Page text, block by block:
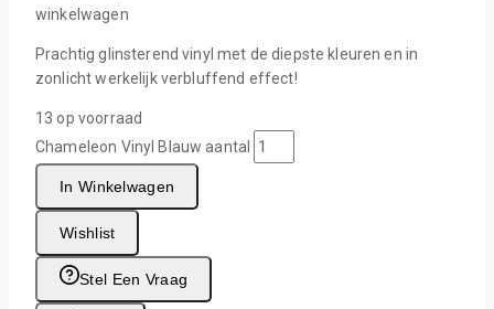
winkelwagen
Prachtig glinsterend vinyl met de diepste kleuren en in
zonlicht werkelijk verbluffend effect!
13 op voorraad
Chameleon Vinyl Blauw aantal
In Winkelwagen
Wishlist
Stel Een Vraag